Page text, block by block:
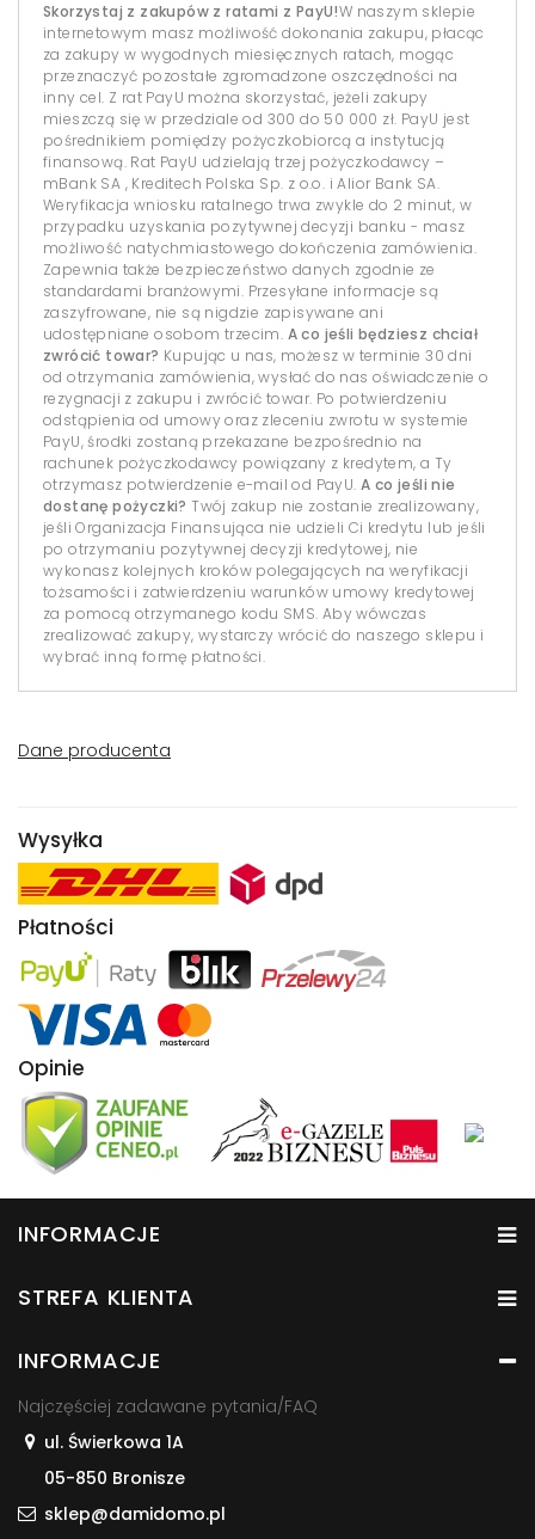
Skorzystaj z zakupów z ratami z PayU!W naszym sklepie
internetowym masz możliwość dokonania zakupu, płacąc
za zakupy w wygodnych miesięcznych ratach, mogąc
przeznaczyć pozostałe zgromadzone oszczędności na
inny cel. Z rat PayU można skorzystać, jeżeli zakupy
mieszczą się w przedziale od 300 do 50 000 zł. PayU jest
pośrednikiem pomiędzy pożyczkobiorcą a instytucją
finansową. Rat PayU udzielają trzej pożyczkodawcy –
mBank SA , Kreditech Polska Sp. z o.o. i Alior Bank SA.
Weryfikacja wniosku ratalnego trwa zwykle do 2 minut, w
przypadku uzyskania pozytywnej decyzji banku - masz
możliwość natychmiastowego dokończenia zamówienia.
Zapewnia także bezpieczeństwo danych zgodnie ze
standardami branżowymi. Przesyłane informacje są
zaszyfrowane, nie są nigdzie zapisywane ani
udostępniane osobom trzecim. A co jeśli będziesz chciał
zwrócić towar? Kupując u nas, możesz w terminie 30 dni
od otrzymania zamówienia, wysłać do nas oświadczenie o
rezygnacji z zakupu i zwrócić towar. Po potwierdzeniu
odstąpienia od umowy oraz zleceniu zwrotu w systemie
PayU, środki zostaną przekazane bezpośrednio na
rachunek pożyczkodawcy powiązany z kredytem, a Ty
otrzymasz potwierdzenie e-mail od PayU. A co jeśli nie
dostanę pożyczki? Twój zakup nie zostanie zrealizowany,
jeśli Organizacja Finansująca nie udzieli Ci kredytu lub jeśli
po otrzymaniu pozytywnej decyzji kredytowej, nie
wykonasz kolejnych kroków polegających na weryfikacji
tożsamości i zatwierdzeniu warunków umowy kredytowej
za pomocą otrzymanego kodu SMS. Aby wówczas
zrealizować zakupy, wystarczy wrócić do naszego sklepu i
wybrać inną formę płatności.
Dane producenta
Wysyłka
Płatności
Opinie
INFORMACJE
STREFA KLIENTA
INFORMACJE
Najczęściej zadawane pytania/FAQ
ul. Świerkowa 1A
05-850 Bronisze
sklep@damidomo.pl